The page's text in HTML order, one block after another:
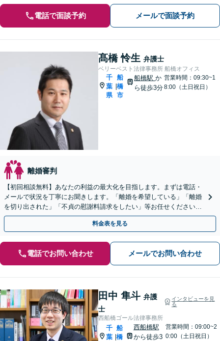
電話で面談予約 メールで面談予約
髙橋 怜生 弁護士
ベリーベスト法律事務所 船橋オフィス
千
葉
県
|
船
橋
市
船橋駅か
ら徒歩3分
営業時間：09:30~1
8:00（土日祝日）
離婚審判
【初回相談無料】あなたの利益の最大化を目指します。まずは電話・
メールで状況を丁寧にお聞きします。「離婚を希望している」「離婚
を切り出された」「不貞の慰謝料請求をしたい」等お任せください。
【リーズナブルな料金設定】
料金表を見る
電話でお問い合わせ メールでお問い合わせ
田中 隼斗 弁護
士
インタビューを見
る
西船橋ゴール法律事務所
千
葉 |
船
橋
西船橋駅
から徒歩3
営業時間：09:00~2
0:00（土日祝日）